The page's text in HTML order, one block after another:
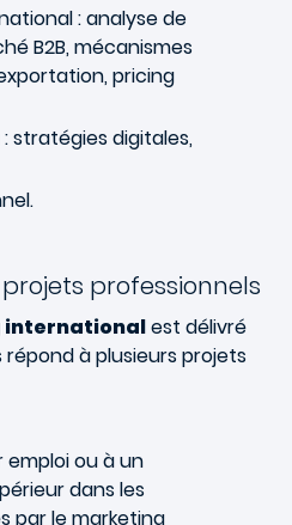
: analyse de
B2B, mécanismes
pricing
stratégies digitales,
professionnels
internationalest délivré
répond à plusieurs projets
ou à un
dans les
par le marketing